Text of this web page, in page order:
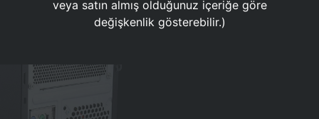
veya satın almış olduğunuz içeriğe göre
değişkenlik gösterebilir.)